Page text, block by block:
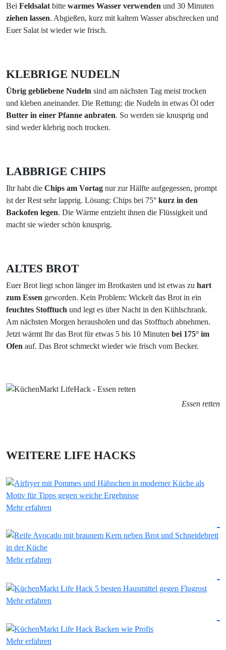
Bei Feldsalat bitte warmes Wasser verwenden und 30 Minuten
ziehen lassen. Abgießen, kurz mit kaltem Wasser abschrecken und
Euer Salat ist wieder wie frisch.
KLEBRIGE NUDELN
Übrig gebliebene Nudeln sind am nächsten Tag meist trocken
und kleben aneinander. Die Rettung: die Nudeln in etwas Öl oder
Butter in einer Pfanne anbraten. So werden sie knusprig und
sind weder klebrig noch trocken.
LABBRIGE CHIPS
Ihr habt die Chips am Vortag nur zur Hälfte aufgegessen, prompt
ist der Rest sehr lapprig. Lösung: Chips bei 75° kurz in den
Backofen legen. Die Wärme entzieht ihnen die Flüssigkeit und
macht sie wieder schön knusprig.
ALTES BROT
Euer Brot liegt schon länger im Brotkasten und ist etwas zu hart
zum Essen geworden. Kein Problem: Wickelt das Brot in ein
feuchtes Stofftuch und legt es über Nacht in den Kühlschrank.
Am nächsten Morgen herausholen und das Stofftuch abnehmen.
Jetzt wärmt Ihr das Brot für etwas 5 bis 10 Minuten bei 175° im
Ofen auf. Das Brot schmeckt wieder wie frisch vom Becker.
Essen retten
WEITERE LIFE HACKS
Mehr erfahren
Mehr erfahren
Mehr erfahren
Mehr erfahren